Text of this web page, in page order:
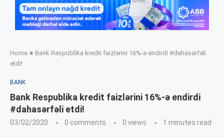
Home » Bank Respublika kredit faizlərini 16%-ə endirdi #dahasərfəli
etdi!
BANK
Bank Respublika kredit faizlərini 16%-ə endirdi
#dahasərfəli etdi!
03/02/2020 0 comments 0 views 1 minutes read